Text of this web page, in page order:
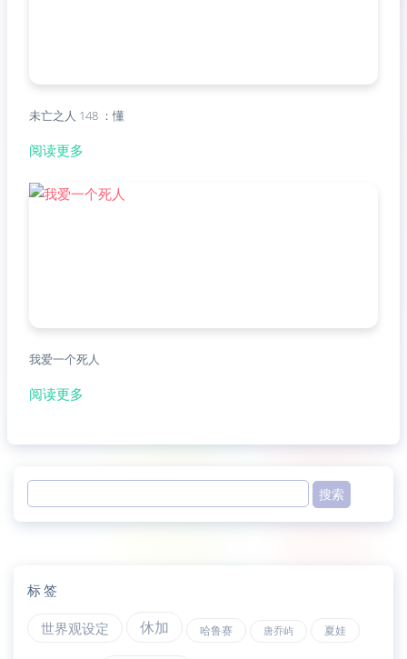
未亡之人 148 ：懂
阅读更多
我爱一个死人
阅读更多
标签
世界观设定 休加 哈鲁赛 唐乔屿 夏娃